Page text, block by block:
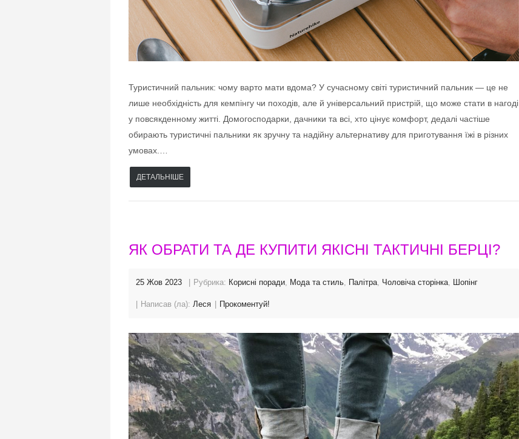
Туристичний пальник: чому варто мати вдома? У сучасному світі туристичний пальник — це не
лише необхідність для кемпінгу чи походів, але й універсальний пристрій, що може стати в нагоді
у повсякденному житті. Домогосподарки, дачники та всі, хто цінує комфорт, дедалі частіше
обирають туристичні пальники як зручну та надійну альтернативу для приготування їжі в різних
умовах.…
ДЕТАЛЬНІШЕ
ЯК ОБРАТИ ТА ДЕ КУПИТИ ЯКІСНІ ТАКТИЧНІ БЕРЦІ?
25 Жов 2023 Рубрика: Корисні поради Мода та стиль Палітра Чоловіча сторінка Шопінг
Написав (ла): Леся Прокоментуй!